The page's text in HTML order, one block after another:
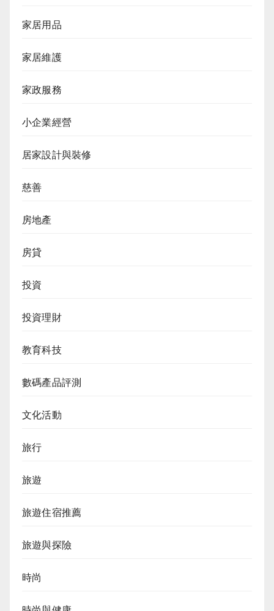
家居用品
家居維護
家政服務
小企業經營
居家設計與裝修
慈善
房地產
房貸
投資
投資理財
教育科技
數碼產品評測
文化活動
旅行
旅遊
旅遊住宿推薦
旅遊與探險
時尚